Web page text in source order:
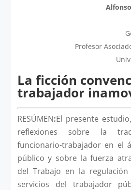
Profesor
La ficción
trabajador
RESÚMEN:El presente
reflexiones sobre la
funcionario-trabajador en el
público y sobre la fuerza
del Trabajo en la
servicios del trabajador